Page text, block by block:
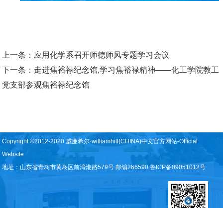
上一条： 应用化学系召开师德师风专题学习会议
下一条： 走进焦裕禄纪念馆,学习焦裕禄精神——化工学院教工
党支部参观焦裕禄纪念馆
Copyright ©2012-2020 威廉希尔·williamhill(CHINA)中文官方网站-Official
Website
地址：山东省青岛市黄岛区前湾港路579号 邮编266590 鲁ICP备09051012号